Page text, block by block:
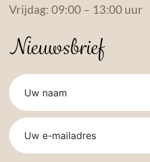
Vrijdag: 09:00 – 13:00 uur
Nieuwsbrief